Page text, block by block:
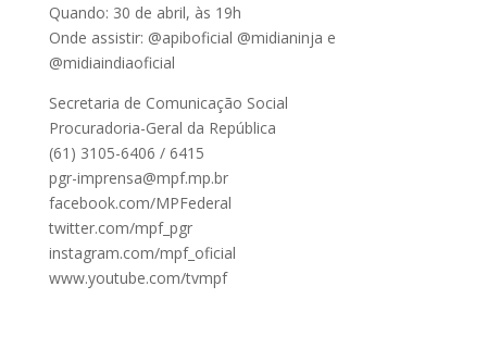
Quando: 30 de abril, às 19h
Onde assistir: @apiboficial @midianinja e
@midiaindiaoficial
Secretaria de Comunicação Social
Procuradoria-Geral da República
(61) 3105-6406 / 6415
pgr-imprensa@mpf.mp.br
facebook.com/MPFederal
twitter.com/mpf_pgr
instagram.com/mpf_oficial
www.youtube.com/tvmpf